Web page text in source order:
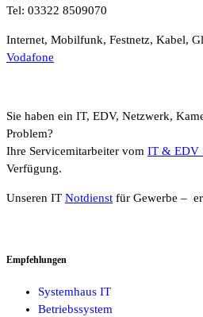
Tel: 03322 8509070
Internet, Mobilfunk, Festnetz, Kabel,
Vodafone
Sie haben ein IT, EDV, Netzwerk,
Problem?
Ihre Servicemitarbeiter vom IT & EDV
Verfügung.
Unseren IT Notdienst für Gewerbe –
Empfehlungen
Systemhaus IT
Betriebssystem